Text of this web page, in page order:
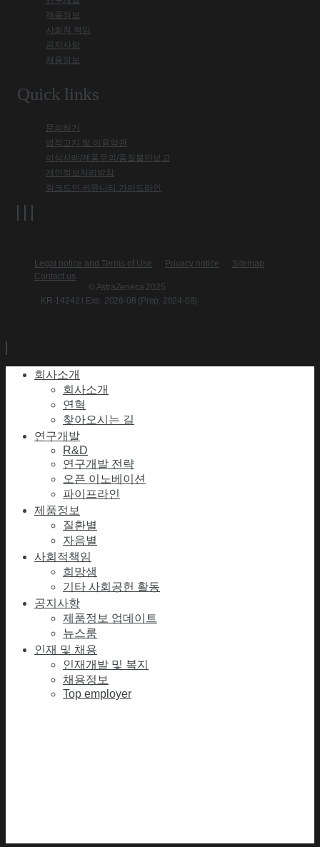
제품정보
사회적 책임
공지사항
채용정보
Quick links
문의하기
법적고지 및 이용약관
이상사례/제품문의/품질불만보고
개인정보처리방침
링크드인 커뮤니티 가이드라인
Legal notice and Terms of Use Privacy notice
Sitemap
Contact us
© AstraZeneca 2025
KR-14242 l Exp. 2026-08 (Prep. 2024-08)
회사소개
회사소개
연혁
찾아오시는 길
연구개발
R&D
연구개발 전략
오픈 이노베이션
파이프라인
제품정보
질환별
자음별
사회적책임
희망샘
기타 사회공헌 활동
공지사항
제품정보 업데이트
뉴스룸
인재 및 채용
인재개발 및 복지
채용정보
Top employer